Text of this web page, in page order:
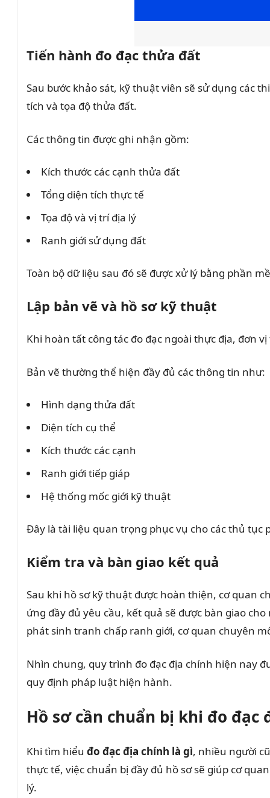
Tiến hành đo đạc thửa đất
Sau bước khảo sát, kỹ thuật viên sẽ sử dụng các
tích và tọa độ thửa đất.
Các thông tin được ghi nhận gồm:
Kích thước các cạnh thửa đất
Tổng diện tích thực tế
Tọa độ và vị trí địa lý
Ranh giới sử dụng đất
Toàn bộ dữ liệu sau đó sẽ được xử lý bằng phần
Lập bản vẽ và hồ sơ kỹ thuật
Khi hoàn tất công tác đo đạc ngoài thực địa, đơn
Bản vẽ thường thể hiện đầy đủ các thông tin như:
Hình dạng thửa đất
Diện tích cụ thể
Kích thước các cạnh
Ranh giới tiếp giáp
Hệ thống mốc giới kỹ thuật
Đây là tài liệu quan trọng phục vụ cho các thủ
Kiểm tra và bàn giao kết quả
Sau khi hồ sơ kỹ thuật được hoàn thiện, cơ quan
ứng đầy đủ yêu cầu, kết quả sẽ được bàn giao
phát sinh tranh chấp ranh giới, cơ quan chuyên
Nhìn chung, quy trình đo đạc địa chính hiện nay
quy định pháp luật hiện hành.
Hồ sơ cần chuẩn bị khi đo đạc
Khi tìm hiểu đo đạc địa chính là gì, nhiều người
thực tế, việc chuẩn bị đầy đủ hồ sơ sẽ giúp cơ
lý.